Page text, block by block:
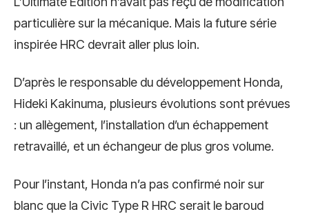
particulière sur la mécanique. Mais la future série
inspirée HRC devrait aller plus loin.
D’après le responsable du développement Honda,
Hideki Kakinuma, plusieurs évolutions sont prévues
: un allègement, l’installation d’un échappement
retravaillé, et un échangeur de plus gros volume.
Pour l’instant, Honda n’a pas confirmé noir sur
blanc que la Civic Type R HRC serait le baroud